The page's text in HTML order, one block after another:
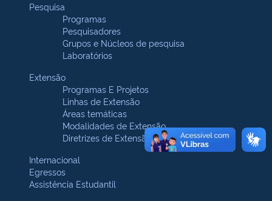
Pesquisa
Programas
Pesquisadores
Grupos e Núcleos de pesquisa
Laboratórios
Extensão
Programas E Projetos
Linhas de Extensão
Áreas temáticas
Modalidades de Extensão
Diretrizes de Extensão
Internacional
Egressos
Assistência Estudantil